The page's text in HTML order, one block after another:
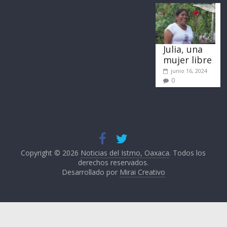
Julia, una
mujer libre
junio 16, 2024
0
Copyright © 2026 Noticias del Istmo, Oaxaca. Todos los
derechos reservados.
Desarrollado por Mirai Creativo